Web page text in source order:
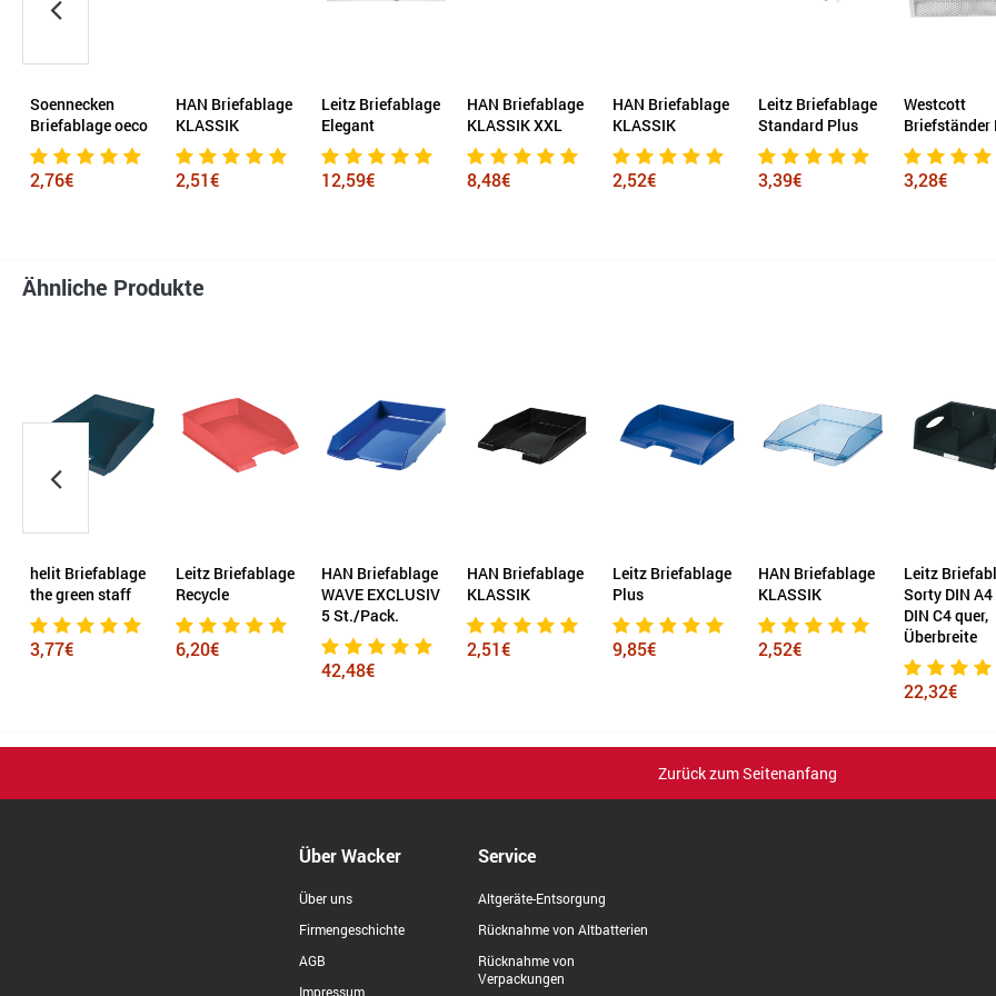
Soennecken
Briefablage oeco
2,76€
HAN Briefablage
KLASSIK
2,51€
Leitz Briefablage
Elegant
12,59€
HAN Briefablage
KLASSIK XXL
8,48€
HAN Briefablage
KLASSIK
2,52€
Leitz Briefablage
Standard Plus
3,39€
Westcott
Briefständer
3,28€
Ähnliche Produkte
helit Briefablage
the green staff
3,77€
Leitz Briefablage
Recycle
6,20€
HAN Briefablage
WAVE EXCLUSIV
5 St./Pack.
42,48€
HAN Briefablage
KLASSIK
2,51€
Leitz Briefablage
Plus
9,85€
HAN Briefablage
KLASSIK
2,52€
Leitz
Sorty DIN A4
DIN C4 quer,
Überbreite
22,32€
Zurück zum Seitenanfang
Über Wacker
Über uns
Firmengeschichte
AGB
Impressum
Service
Altgeräte-Entsorgung
Rücknahme von Altbatterien
Rücknahme von
Verpackungen